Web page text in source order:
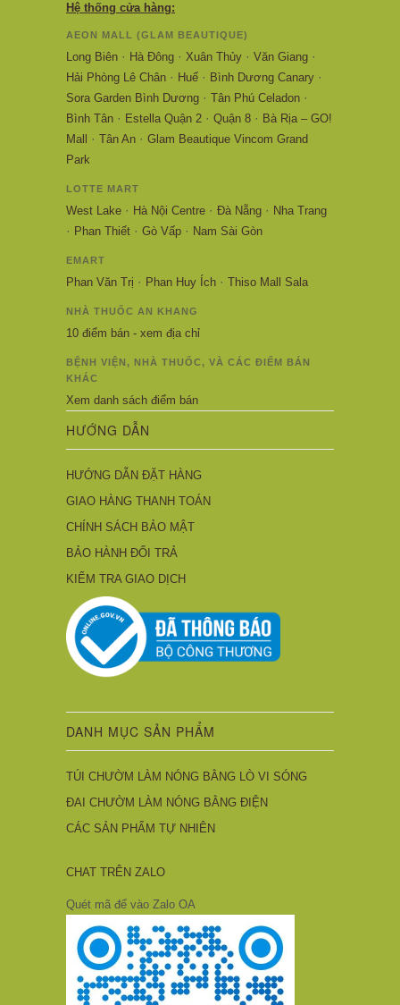
Hệ thống cửa hàng:
AEON MALL (GLAM BEAUTIQUE)
Long Biên · Hà Đông · Xuân Thủy · Văn Giang ·
Hải Phòng Lê Chân · Huế · Bình Dương Canary ·
Sora Garden Bình Dương · Tân Phú Celadon ·
Bình Tân · Estella Quận 2 · Quận 8 · Bà Rịa – GO!
Mall
· Tân An · Glam Beautique Vincom Grand
Park
LOTTE MART
West Lake · Hà Nội Centre · Đà Nẵng · Nha Trang
· Phan Thiết · Gò Vấp · Nam Sài Gòn
EMART
Phan Văn Trị · Phan Huy Ích · Thiso Mall Sala
NHÀ THUỐC AN KHANG
10 điểm bán - xem địa chỉ
BỆNH VIỆN, NHÀ THUỐC, VÀ CÁC ĐIỂM BÁN
KHÁC
Xem danh sách điểm bán
HƯỚNG DẪN
HƯỚNG DẪN ĐẶT HÀNG
GIAO HÀNG THANH TOÁN
CHÍNH SÁCH BẢO MẬT
BẢO HÀNH ĐỔI TRẢ
KIỂM TRA GIAO DỊCH
DANH MỤC SẢN PHẨM
TÚI CHƯỜM LÀM NÓNG BẰNG LÒ VI SÓNG
ĐAI CHƯỜM LÀM NÓNG BẰNG ĐIỆN
CÁC SẢN PHẨM TỰ NHIÊN
CHAT TRÊN ZALO
Quét mã để vào Zalo OA